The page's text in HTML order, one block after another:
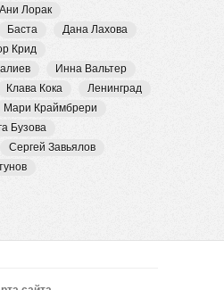
Ани Лорак
Баста
Дана Лахова
Крид
Инна Вальтер
Клава Кока
Ленинград
Мари Краймбрери
Бузова
Сергей Завьялов